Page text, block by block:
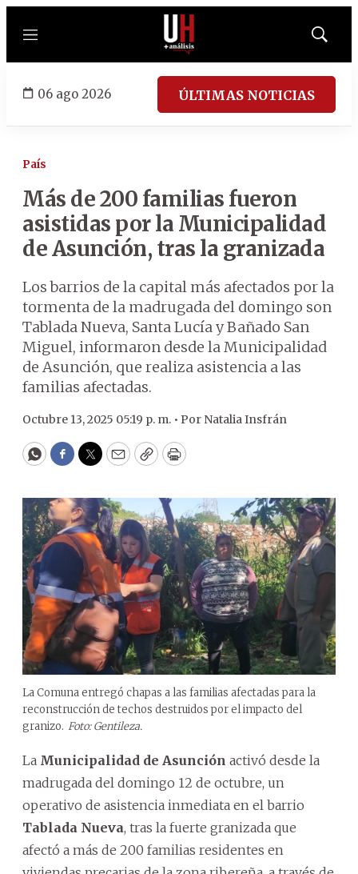
Menú
Mostrar
06 ago 2026 ÚLTIMAS NOTICIAS
País
Más de 200 familias fueron
asistidas por la Municipalidad
de Asunción, tras la granizada
Los barrios de la capital más afectados por la
tormenta de la madrugada del domingo son
Tablada Nueva, Santa Lucía y Bañado San
Miguel, informaron desde la Municipalidad
de Asunción, que realiza asistencia a las
familias afectadas.
Octubre 13, 2025 05:19 p. m. • Por Natalia Insfrán
WhatsApp
Facebook
Twitter
EmailCopyPrint
La Comuna entregó chapas a las familias afectadas para la
reconstrucción de techos destruidos por el impacto del
granizo. Foto: Gentileza.
La Municipalidad de Asunción activó desde la
madrugada del domingo 12 de octubre, un
operativo de asistencia inmediata en el barrio
Tablada Nueva, tras la fuerte granizada que
afectó a más de 200 familias residentes en